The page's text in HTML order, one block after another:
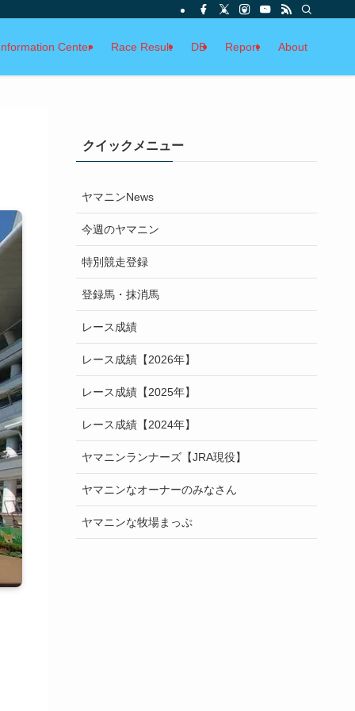
Center Race Result DB Report About
クイックメニュー
ヤマニンNews
今週のヤマニン
特別競走登録
登録馬・抹消馬
レース成績
レース成績【2026年】
レース成績【2025年】
レース成績【2024年】
ヤマニンランナーズ【JRA現役】
ヤマニンなオーナーのみなさん
ヤマニンな牧場まっぷ